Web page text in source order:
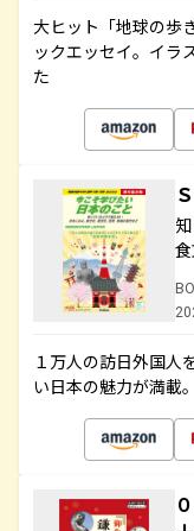
大ヒット「地球の歩
ックエッセイ。イラ
た
１万人の訪日外国人
い日本の魅力が満載